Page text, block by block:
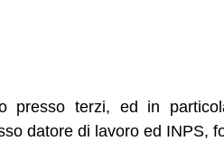
presso terzi, ed in
datore di lavoro ed INPS,